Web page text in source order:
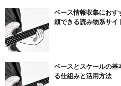
ベース情報収集にお
頼できる読み物系サイ
ベースとスケールの基
る仕組みと活用方法